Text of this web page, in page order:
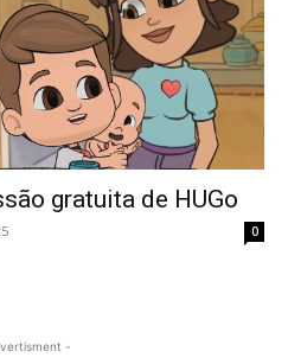
gratuita de HUGo
0
-